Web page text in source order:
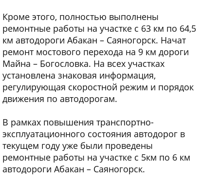
Кроме этого, полностью выполнены
ремонтные работы на участке с 63 км по 64,5
км автодороги Абакан – Саяногорск. Начат
ремонт мостового перехода на 9 км дороги
Майна – Богословка. На всех участках
установлена знаковая информация,
регулирующая скоростной режим и порядок
движения по автодорогам.
В рамках повышения транспортно-
эксплуатационного состояния автодорог в
текущем году уже были проведены
ремонтные работы на участке с 5км по 6 км
автодороги Абакан – Саяногорск.